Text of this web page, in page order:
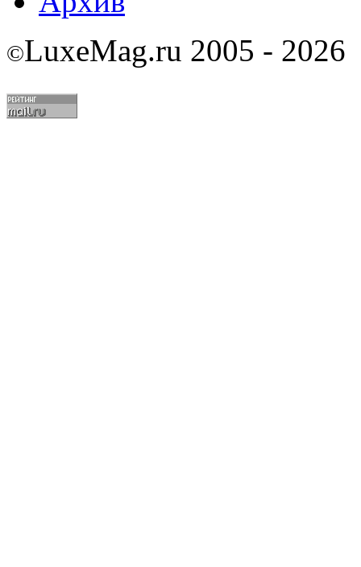
©LuxeMag.ru 2005 - 2026